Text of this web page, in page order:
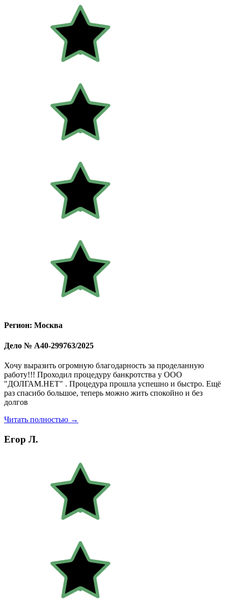
Регион: Москва
Дело № А40-299763/2025
Хочу выразить огромную благодарность за проделанную
работу!!! Проходил процедуру банкротства у ООО
"ДОЛГАМ.НЕТ" . Процедура прошла успешно и быстро. Ещё
раз спасибо большое, теперь можно жить спокойно и без
долгов
Читать полностью →
Егор Л.